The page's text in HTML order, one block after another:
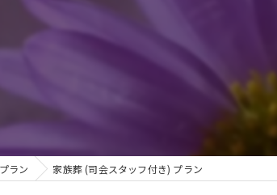
プラン 家族葬 (司会スタッフ付き) プラン